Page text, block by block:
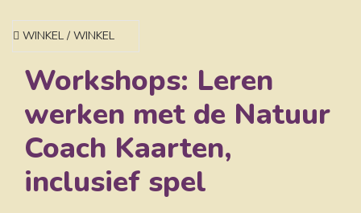
WINKEL / WINKEL
Workshops: Leren
werken met de Natuur
Coach Kaarten,
inclusief spel